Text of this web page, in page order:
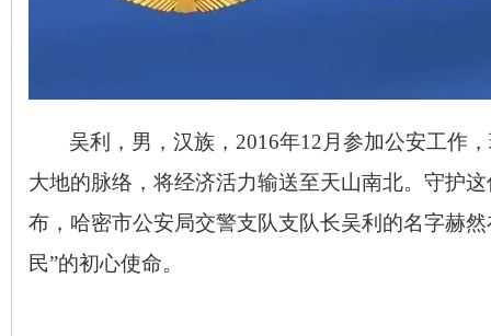
吴利，男，汉族， 2016年12 月参加公安工作
大地的脉络，将经济活力输送至天山南北。守护
布，哈密市公安局交警支队支队长吴利的名字赫
民”的初心使命。